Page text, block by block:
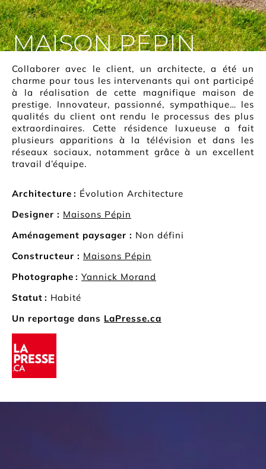
MAISON PÉPIN
Collaborer avec le client, un architecte, a été un
charme pour tous les intervenants qui ont participé
à la réalisation de cette magnifique maison de
prestige. Innovateur, passionné, sympathique… les
qualités du client ont rendu le processus des plus
extraordinaires. Cette résidence luxueuse a fait
plusieurs apparitions à la télévision et dans les
réseaux sociaux, notamment grâce à un excellent
travail d’équipe.
Architecture : Évolution Architecture
Designer : Maisons Pépin
Aménagement paysager : Non défini
Constructeur : Maisons Pépin
Photographe : Yannick Morand
Statut : Habité
Un reportage dans LaPresse.ca